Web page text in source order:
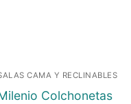
CAMA Y RECLINABLES
Colchonetas